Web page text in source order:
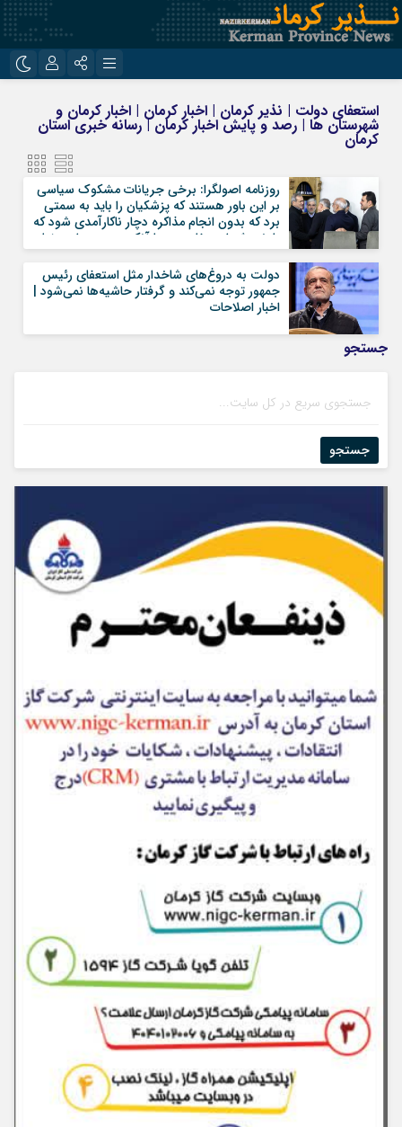
روبیکا
ایتا
مرا به خاطر بسپار
استعفای دولت | نذیر کرمان | اخبار کرمان | اخبار کرمان و
شهرستان ها | رصد و پایش اخبار کرمان | رسانه خبری استان
کرمان
روزنامه اصولگرا: برخی جریانات مشکوک سیاسی
بر این باور هستند که پزشکیان را باید به سمتی
برد که بدون انجام مذاکره دچار ناکارآمدی شود که
یا خودش استعفا بدهد یا آنکه در مسیر استیضاح
قرار بگیرد | اخبار اصلاحات
دولت به دروغ‌های شاخدار مثل استعفای رئیس
جمهور توجه نمی‌کند و گرفتار حاشیه‌ها نمی‌شود |
اخبار اصلاحات
جستجو
جستجو